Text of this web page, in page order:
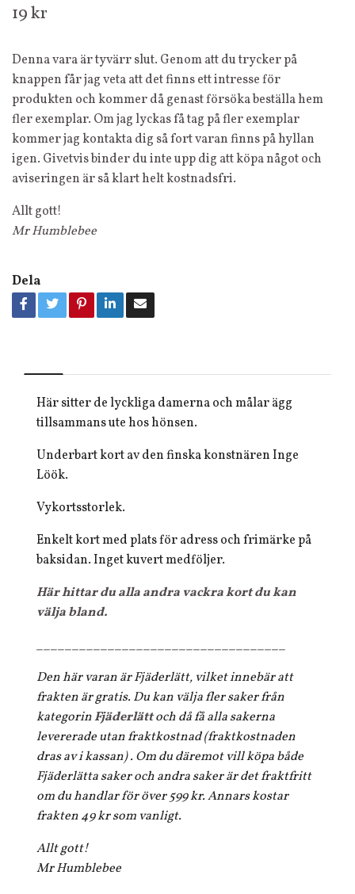
19 kr
Denna vara är tyvärr slut. Genom att du trycker på
knappen får jag veta att det finns ett intresse för
produkten och kommer då genast försöka beställa hem
fler exemplar. Om jag lyckas få tag på fler exemplar
kommer jag kontakta dig så fort varan finns på hyllan
igen. Givetvis binder du inte upp dig att köpa något och
aviseringen är så klart helt kostnadsfri.
Allt gott!
Mr Humblebee
Dela
Här sitter de lyckliga damerna och målar ägg
tillsammans ute hos hönsen.
Underbart kort av den finska konstnären Inge
Löök.
Vykortsstorlek.
Enkelt kort med plats för adress och frimärke på
baksidan. Inget kuvert medföljer.
Här hittar du alla andra vackra kort du kan
välja bland.
___________________________________
Den här varan är Fjäderlätt, vilket innebär att
frakten är gratis. Du kan välja fler saker från
kategorinFjäderlättoch då få alla sakerna
levererade utan fraktkostnad (fraktkostnaden
dras av i kassan) . Om du däremot vill köpa både
Fjäderlätta saker och andra saker är det fraktfritt
om du handlar för över 599 kr. Annars kostar
frakten 49 kr som vanligt.
Allt gott!
Mr Humblebee